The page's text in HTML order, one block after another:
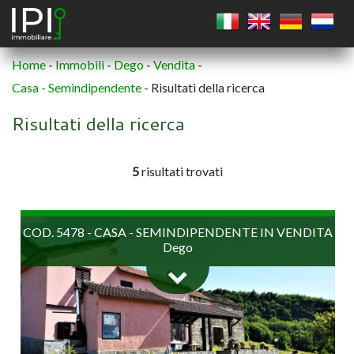
Home-Immobili-Dego-Vendita-
Casa - Semindipendente - Risultati della ricerca
Risultati della ricerca
5risultati trovati
COD. 5478 - CASA - SEMINDIPENDENTE IN VENDITA
Dego